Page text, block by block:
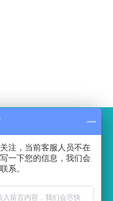
注，当前客服人员不在
一下您的信息，我们会
系。